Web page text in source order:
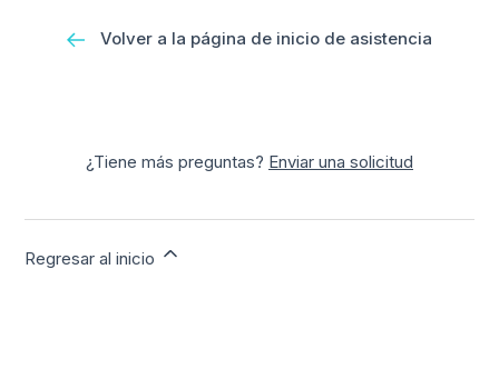
Volver a la página de inicio de asistencia
¿Tiene más preguntas? Enviar una solicitud
Regresar al inicio